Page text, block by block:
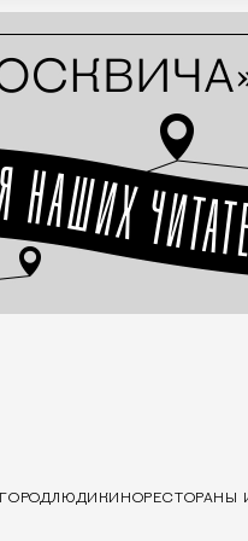
ГОРОДЛЮДИ КИНОРЕСТОРАНЫ